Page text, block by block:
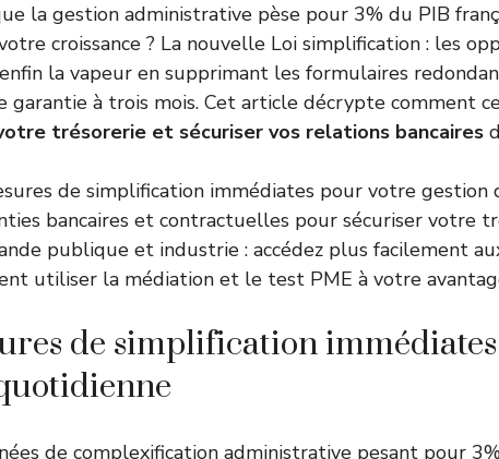
la gestion administrative pèse pour 3% du PIB
croissance ? La nouvelle Loi simplification : les
la vapeur en supprimant les formulaires
garantie à trois mois. Cet article décrypte comment
trésorerie et sécuriser vos relations bancaires
de simplification immédiates pour votre gestion
bancaires et contractuelles pour sécuriser votre
publique et industrie : accédez plus facilement
utiliser la médiation et le test PME à votre
de simplification
de complexification administrative pesant pour